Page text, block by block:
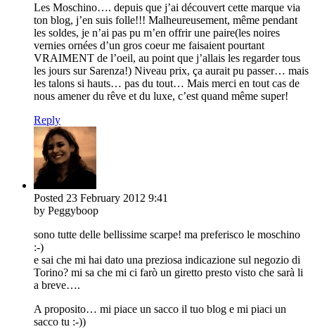
Les Moschino…. depuis que j’ai découvert cette marque via
ton blog, j’en suis folle!!! Malheureusement, même pendant
les soldes, je n’ai pas pu m’en offrir une paire(les noires
vernies ornées d’un gros coeur me faisaient pourtant
VRAIMENT de l’oeil, au point que j’allais les regarder tous
les jours sur Sarenza!) Niveau prix, ça aurait pu passer… mais
les talons si hauts… pas du tout… Mais merci en tout cas de
nous amener du rêve et du luxe, c’est quand même super!
Reply
Posted 23 February 2012 9:41
by Peggyboop
sono tutte delle bellissime scarpe! ma preferisco le moschino
:-)
e sai che mi hai dato una preziosa indicazione sul negozio di
Torino? mi sa che mi ci farò un giretto presto visto che sarà li
a breve….
A proposito… mi piace un sacco il tuo blog e mi piaci un
sacco tu :-))